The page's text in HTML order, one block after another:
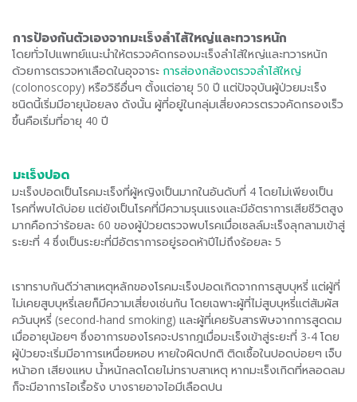
การป้องกันตัวเองจากมะเร็งลำไส้ใหญ่และทวารหนัก
โดยทั่วไปแพทย์แนะนำให้ตรวจคัดกรองมะเร็งลำไส้ใหญ่และทวารหนัก
ด้วยการตรวจหาเลือดในอุจจาระ การส่องกล้องตรวจลำไส้ใหญ่
(colonoscopy) หรือวิธีอื่นๆ ตั้งแต่อายุ 50 ปี แต่ปัจจุบันผู้ป่วยมะเร็ง
ชนิดนี้เริ่มมีอายุน้อยลง ดังนั้น ผู้ที่อยู่ในกลุ่มเสี่ยงควรตรวจคัดกรองเร็ว
ขึ้นคือเริ่มที่อายุ 40 ปี
มะเร็งปอด
มะเร็งปอดเป็นโรคมะเร็งที่ผู้หญิงเป็นมากในอันดับที่ 4 โดยไม่เพียงเป็น
โรคที่พบได้บ่อย แต่ยังเป็นโรคที่มีความรุนแรงและมีอัตราการเสียชีวิตสูง
มากคือกว่าร้อยละ 60 ของผู้ป่วยตรวจพบโรคเมื่อเซลล์มะเร็งลุกลามเข้าสู่
ระยะที่ 4 ซึ่งเป็นระยะที่มีอัตราการอยู่รอดห้าปีไม่ถึงร้อยละ 5
เราทราบกันดีว่าสาเหตุหลักของโรคมะเร็งปอดเกิดจากการสูบบุหรี่ แต่ผู้ที่
ไม่เคยสูบบุหรี่เลยก็มีความเสี่ยงเช่นกัน โดยเฉพาะผู้ที่ไม่สูบบุหรี่แต่สัมผัส
ควันบุหรี่ (second-hand smoking) และผู้ที่เคยรับสารพิษจากการสูดดม
เมื่ออายุน้อยๆ ซึ่งอาการของโรคจะปรากฎเมื่อมะเร็งเข้าสู่ระยะที่ 3-4 โดย
ผู้ป่วยจะเริ่มมีอาการเหนื่อยหอบ หายใจผิดปกติ ติดเชื้อในปอดบ่อยๆ เจ็บ
หน้าอก เสียงแหบ น้ำหนักลดโดยไม่ทราบสาเหตุ หากมะเร็งเกิดที่หลอดลม
ก็จะมีอาการไอเรื้อรัง บางรายอาจไอมีเลือดปน